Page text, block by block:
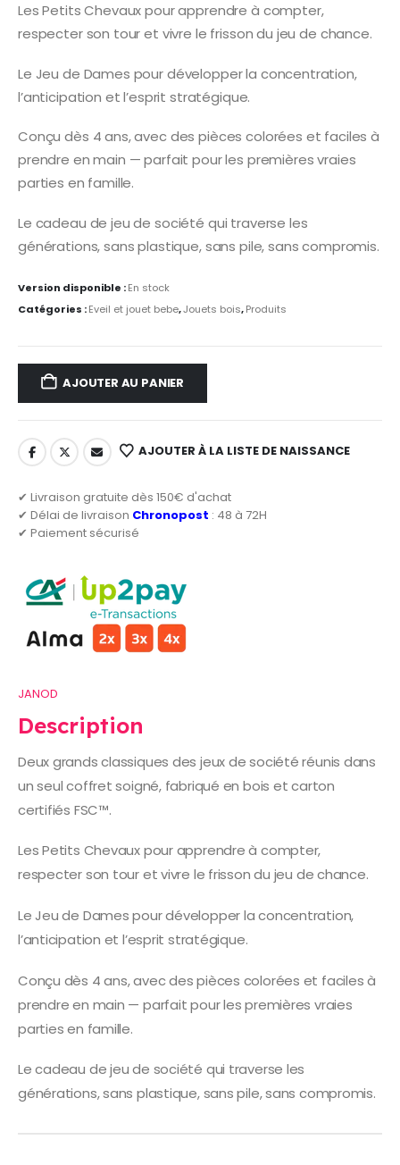
Les Petits Chevaux pour apprendre à compter,
respecter son tour et vivre le frisson du jeu de chance.
Le Jeu de Dames pour développer la concentration,
l’anticipation et l’esprit stratégique.
Conçu dès 4 ans, avec des pièces colorées et faciles à
prendre en main — parfait pour les premières vraies
parties en famille.
Le cadeau de jeu de société qui traverse les
générations, sans plastique, sans pile, sans compromis.
Version disponible :En stock
Catégories :Eveil et jouet bebe,Jouets bois,Produits
AJOUTER AU PANIER
AJOUTER À LA LISTE DE NAISSANCE
✔ Livraison gratuite dès 150€ d'achat
✔ Délai de livraison Chronopost : 48 à 72H
✔ Paiement sécurisé
JANOD
Description
Deux grands classiques des jeux de société réunis dans
un seul coffret soigné, fabriqué en bois et carton
certifiés FSC™.
Les Petits Chevaux pour apprendre à compter,
respecter son tour et vivre le frisson du jeu de chance.
Le Jeu de Dames pour développer la concentration,
l’anticipation et l’esprit stratégique.
Conçu dès 4 ans, avec des pièces colorées et faciles à
prendre en main — parfait pour les premières vraies
parties en famille.
Le cadeau de jeu de société qui traverse les
générations, sans plastique, sans pile, sans compromis.